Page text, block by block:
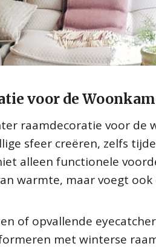
voor de
raamdecoratie voor de
sfeer creëren, zelfs
alleen functionele
warmte, maar voegt ook
of opvallende
met winterse